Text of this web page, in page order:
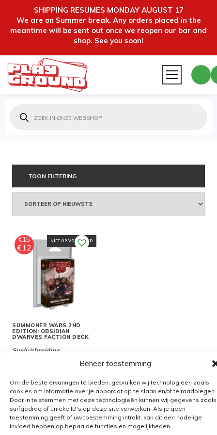
SHIPPING RESUMES MONDAY AUGUST 17
We are on Summer break. Any orders placed in the
meantime will be sent out once we reopen our bar and
shop. See you soon!
Beheer toestemming
Om de beste ervaringen te bieden, gebruiken wij technologieën zoals
cookies om informatie over je apparaat op te slaan en/of te raadplegen.
Door in te stemmen met deze technologieën kunnen wij gegevens zoals
surfgedrag of unieke ID's op deze site verwerken. Als je geen
toestemming geeft of uw toestemming intrekt, kan dit een nadelige
invloed hebben op bepaalde functies en mogelijkheden.
zoeken
TOON FILTERING
NIET OP VOORRAAD
SUMMONER WARS 2ND
EDITION: OBSIDIAN
DWARVES FACTION DECK
Speluitbreiding
€15
Oorspronkelijke
prijs
€12
Huidige
prijs
Algemene voorwaarden
Verzending